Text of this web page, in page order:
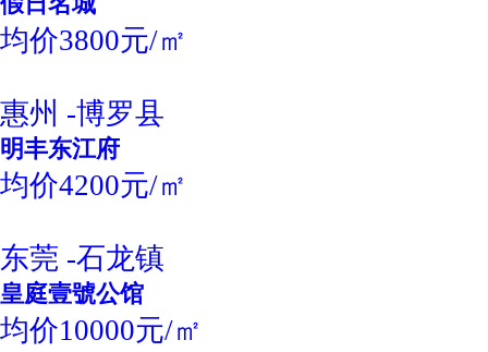
均价3800元/㎡
惠州 -博罗县
明丰东江府
均价4200元/㎡
东莞 -石龙镇
皇庭壹號公馆
均价10000元/㎡